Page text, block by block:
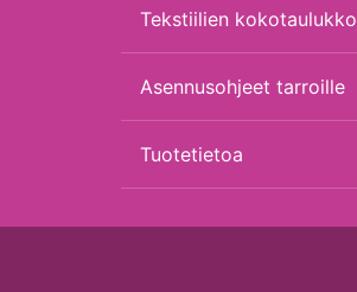
Tekstiilien kokotaulukko
Asennusohjeet tarroille
Tuotetietoa